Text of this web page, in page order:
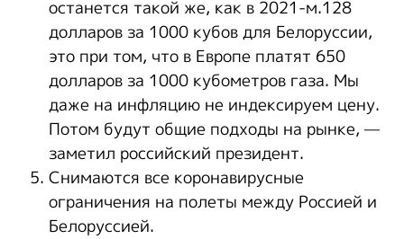
останется такой же, как в 2021-м.128
долларов за 1000 кубов для Белоруссии,
это при том, что в Европе платят 650
долларов за 1000 кубометров газа. Мы
даже на инфляцию не индексируем цену.
Потом будут общие подходы на рынке, —
заметил российский президент.
Снимаются все коронавирусные
ограничения на полеты между Россией и
Белоруссией.